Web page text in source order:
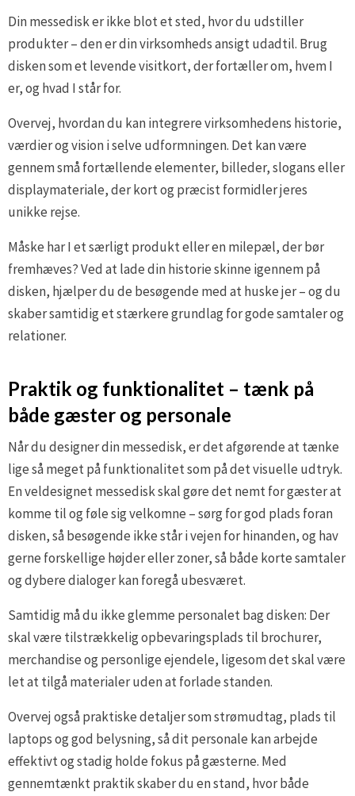
Din messedisk er ikke blot et sted, hvor du udstiller
produkter – den er din virksomheds ansigt udadtil. Brug
disken som et levende visitkort, der fortæller om, hvem I
er, og hvad I står for.
Overvej, hvordan du kan integrere virksomhedens historie,
værdier og vision i selve udformningen. Det kan være
gennem små fortællende elementer, billeder, slogans eller
displaymateriale, der kort og præcist formidler jeres
unikke rejse.
Måske har I et særligt produkt eller en milepæl, der bør
fremhæves? Ved at lade din historie skinne igennem på
disken, hjælper du de besøgende med at huske jer – og du
skaber samtidig et stærkere grundlag for gode samtaler og
relationer.
Praktik og funktionalitet – tænk på
både gæster og personale
Når du designer din messedisk, er det afgørende at tænke
lige så meget på funktionalitet som på det visuelle udtryk.
En veldesignet messedisk skal gøre det nemt for gæster at
komme til og føle sig velkomne – sørg for god plads foran
disken, så besøgende ikke står i vejen for hinanden, og hav
gerne forskellige højder eller zoner, så både korte samtaler
og dybere dialoger kan foregå ubesværet.
Samtidig må du ikke glemme personalet bag disken: Der
skal være tilstrækkelig opbevaringsplads til brochurer,
merchandise og personlige ejendele, ligesom det skal være
let at tilgå materialer uden at forlade standen.
Overvej også praktiske detaljer som strømudtag, plads til
laptops og god belysning, så dit personale kan arbejde
effektivt og stadig holde fokus på gæsterne. Med
gennemtænkt praktik skaber du en stand, hvor både